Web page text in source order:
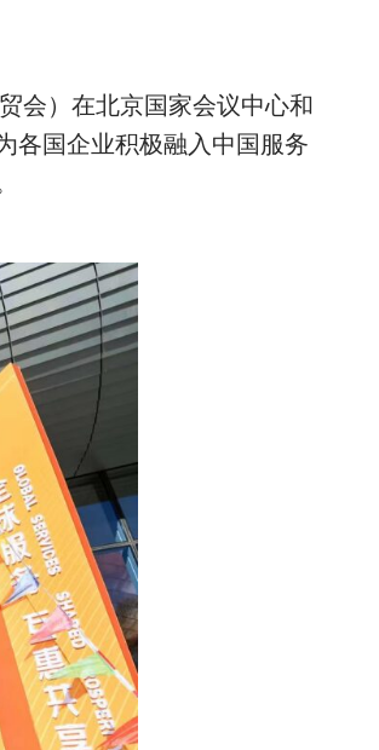
会）在北京国家会议中心和
各国企业积极融入中国服务